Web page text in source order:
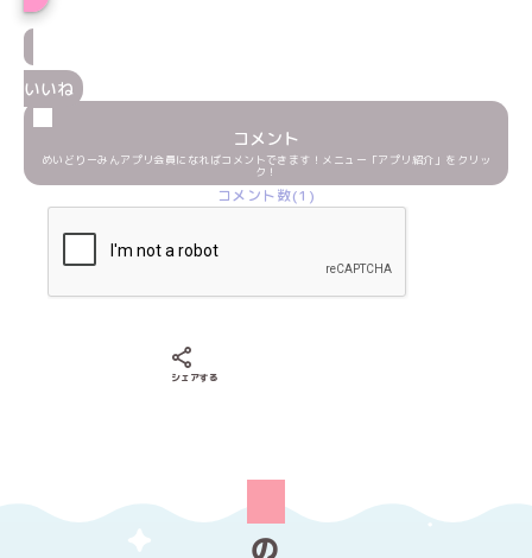
いいね
コメント
めいどりーみんアプリ会員になればコメントできます！メニュー「アプリ紹介」をクリッ
ク！
コメント数(1)
シェアする
の